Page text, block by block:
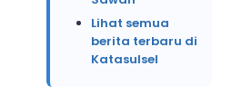
Lihat semua
berita terbaru di
Katasulsel